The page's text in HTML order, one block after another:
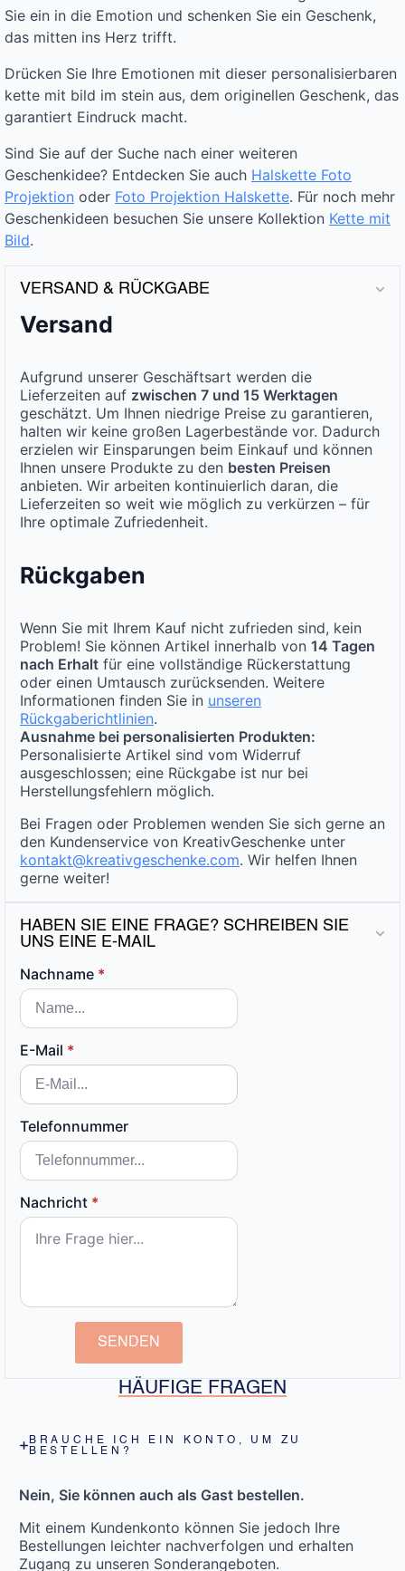
Sie ein in die Emotion und schenken Sie ein Geschenk,
das mitten ins Herz trifft.
Drücken Sie Ihre Emotionen mit dieser personalisierbaren
kette mit bild im stein aus, dem originellen Geschenk, das
garantiert Eindruck macht.
Sind Sie auf der Suche nach einer weiteren
Geschenkidee? Entdecken Sie auch Halskette Foto
Projektion oder Foto Projektion Halskette. Für noch mehr
Geschenkideen besuchen Sie unsere Kollektion Kette mit
Bild.
VERSAND & RÜCKGABE
Versand
Aufgrund unserer Geschäftsart werden die
Lieferzeiten auf zwischen 7 und 15 Werktagen
geschätzt. Um Ihnen niedrige Preise zu garantieren,
halten wir keine großen Lagerbestände vor. Dadurch
erzielen wir Einsparungen beim Einkauf und können
Ihnen unsere Produkte zu den besten Preisen
anbieten. Wir arbeiten kontinuierlich daran, die
Lieferzeiten so weit wie möglich zu verkürzen – für
Ihre optimale Zufriedenheit.
Rückgaben
Wenn Sie mit Ihrem Kauf nicht zufrieden sind, kein
Problem! Sie können Artikel innerhalb von 14 Tagen
nach Erhalt für eine vollständige Rückerstattung
oder einen Umtausch zurücksenden. Weitere
Informationen finden Sie in unseren
Rückgaberichtlinien.
Ausnahme bei personalisierten Produkten:
Personalisierte Artikel sind vom Widerruf
ausgeschlossen; eine Rückgabe ist nur bei
Herstellungsfehlern möglich.
Bei Fragen oder Problemen wenden Sie sich gerne an
den Kundenservice von KreativGeschenke unter
kontakt@kreativgeschenke.com. Wir helfen Ihnen
gerne weiter!
HABEN SIE EINE FRAGE? SCHREIBEN SIE
UNS EINE E-MAIL
Nachname *
E-Mail *
Telefonnummer
Nachricht *
SENDEN
HÄUFIGE FRAGEN
BRAUCHE ICH EIN KONTO, UM ZU
BESTELLEN?
Nein, Sie können auch als Gast bestellen.
Mit einem Kundenkonto können Sie jedoch Ihre
Bestellungen leichter nachverfolgen und erhalten
Zugang zu unseren Sonderangeboten.